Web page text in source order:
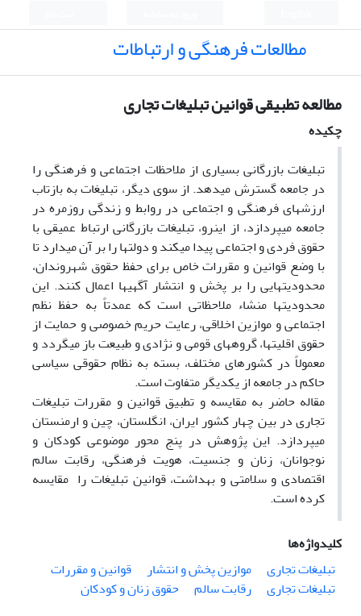
مطالعات فرهنگی و ارتباطات
مطالعه تطبیقی قوانین تبلیغات تجاری
چکیده
تبلیغات بازرگانی بسیاری از ملاحظات اجتماعی و فرهنگی را
در جامعه گسترش می­دهد. از سوی دیگر، تبلیغات به بازتاب
ارزش­های فرهنگی و اجتماعی در روابط و زندگی روزمره در
جامعه می­پردازد، از این­رو، تبلیغات بازرگانی ارتباط عمیقی با
حقوق فردی و اجتماعی پیدا می­کند و دولت­ها را بر آن می­دارد تا
با وضع قوانین و مقررات خاص برای حفظ حقوق شهروندان،
محدودیت­هایی را بر پخش و انتشار آگهی­ها اعمال کنند. این
محدودیت­ها منشاء ملاحظاتی است که عمدتاً به حفظ نظم
اجتماعی و موازین اخلاقی، رعایت حریم خصوصی و حمایت از
حقوق اقلیت­ها، گروه­های قومی و نژادی و طبیعت باز می­گردد و
معمولاً در کشورهای مختلف، بسته به نظام حقوقی سیاسی
حاکم در جامعه از یکدیگر متفاوت است.
مقاله حاضر به مقایسه و تطبیق قوانین و مقررات تبلیغات
تجاری در بین چهار کشور ایران، انگلستان، چین و ارمنستان
می­پردازد. این پژوهش در پنج محور موضوعی کودکان و
نوجوانان، زنان و جنسیت، هویت فرهنگی، رقابت سالم
اقتصادی و سلامتی و بهداشت، قوانین تبلیغات را مقایسه
کرده است.
کلیدواژه‌ها
تبلیغات تجاری
موازین پخش و انتشار
قوانین و مقررات
تبلیغات تجاری
رقابت سالم حقوق زنان و کودکان